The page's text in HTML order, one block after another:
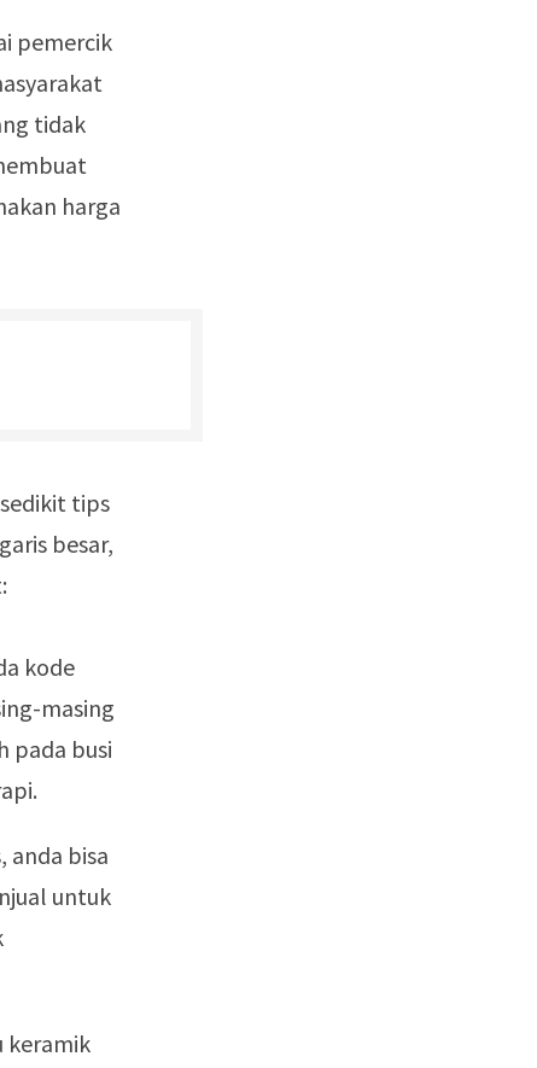
pemercik
tidak
harga
tips
besar,
kode
masing
pada busi
anda bisa
untuk
keramik